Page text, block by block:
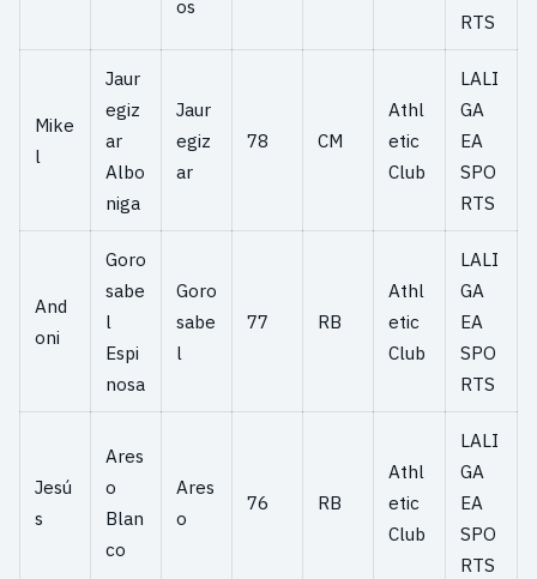
os
RTS
Mike
l
Jaur
egiz
ar
Albo
niga
Jaur
egiz
ar
78 CM
Athl
etic
Club
LALI
GA
EA
SPO
RTS
And
oni
Goro
sabe
l
Espi
nosa
Goro
sabe
l
77 RB
Athl
etic
Club
LALI
GA
EA
SPO
RTS
Jesú
s
Ares
o
Blan
co
Ares
o
76 RB
Athl
etic
Club
LALI
GA
EA
SPO
RTS